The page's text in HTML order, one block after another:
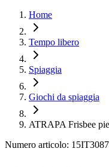
Home
Tempo libero
Spiaggia
Giochi da spiaggia
ATRAPA Frisbee
Numero articolo: 15IT3087